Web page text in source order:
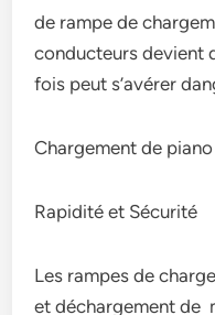
de rampe de
conducteurs devient
fois peut s’avérer
Chargement de piano
Rapidité et Sécurité
Les rampes de
et déchargement de